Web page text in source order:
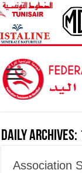
Daily Archives:
Association